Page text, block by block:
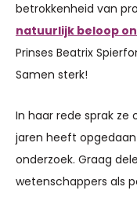
betrokkenheid van
natuurlijk beloop
Prinses Beatrix
Samen sterk!
In haar rede sprak ze
jaren heeft
onderzoek. Graag
wetenschappers als